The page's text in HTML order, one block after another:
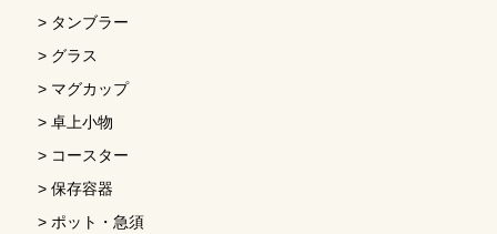
タンブラー
グラス
マグカップ
卓上小物
コースター
保存容器
ポット・急須